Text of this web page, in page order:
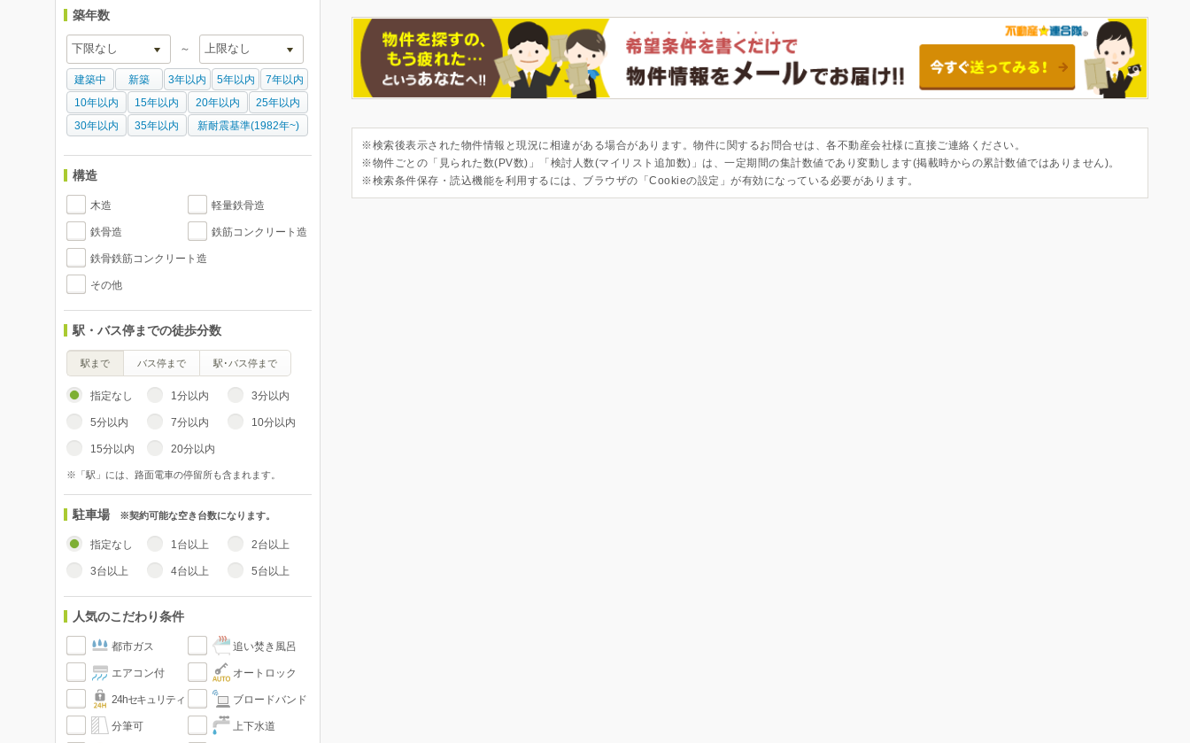
築年数
～
建築中 新築 3年以内 5年以内
7年以内
10年以内
15年以内 20年以内
25年以内
30年以内
35年以内 新耐震基準(1982年~)
構造
木造 軽量鉄骨造
鉄骨造 鉄筋コンクリート造
鉄骨鉄筋コンクリート造
その他
駅・バス停までの徒歩分数
駅まで バス停まで 駅･バス停まで
指定なし 1分以内 3分以内
5分以内 7分以内 10分以内
15分以内 20分以内
※「駅」には、路面電車の停留所も含まれます。
駐車場 ※契約可能な空き台数になります。
指定なし 1台以上 2台以上
3台以上 4台以上 5台以上
人気のこだわり条件
都市ガス 追い焚き風呂
エアコン付 オートロック
24hセキュリティ ブロードバンド
分筆可 上下水道
※検索後表示された物件情報と現況に相違がある場合があります。物件に関するお問合せは、各不動産会社様に直接ご連絡ください。
※物件ごとの「見られた数(PV数)」「検討人数(マイリスト追加数)」は、一定期間の集計数値であり変動します(掲載時からの累計数値ではありません)。
※検索条件保存・読込機能を利用するには、ブラウザの「Cookieの設定」が有効になっている必要があります。